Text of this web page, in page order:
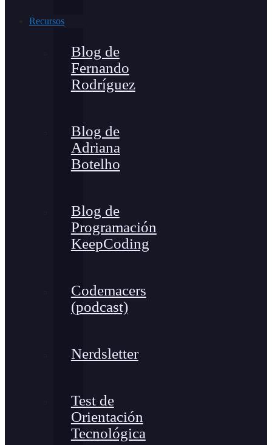
Recursos
Blog de
Fernando
Rodríguez
Blog de
Adriana
Botelho
Blog de
Programación
KeepCoding
Codemacers
(podcast)
Nerdsletter
Test de
Orientación
Tecnológica